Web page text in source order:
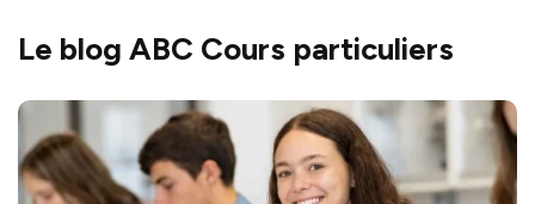
Le blog ABC Cours particuliers